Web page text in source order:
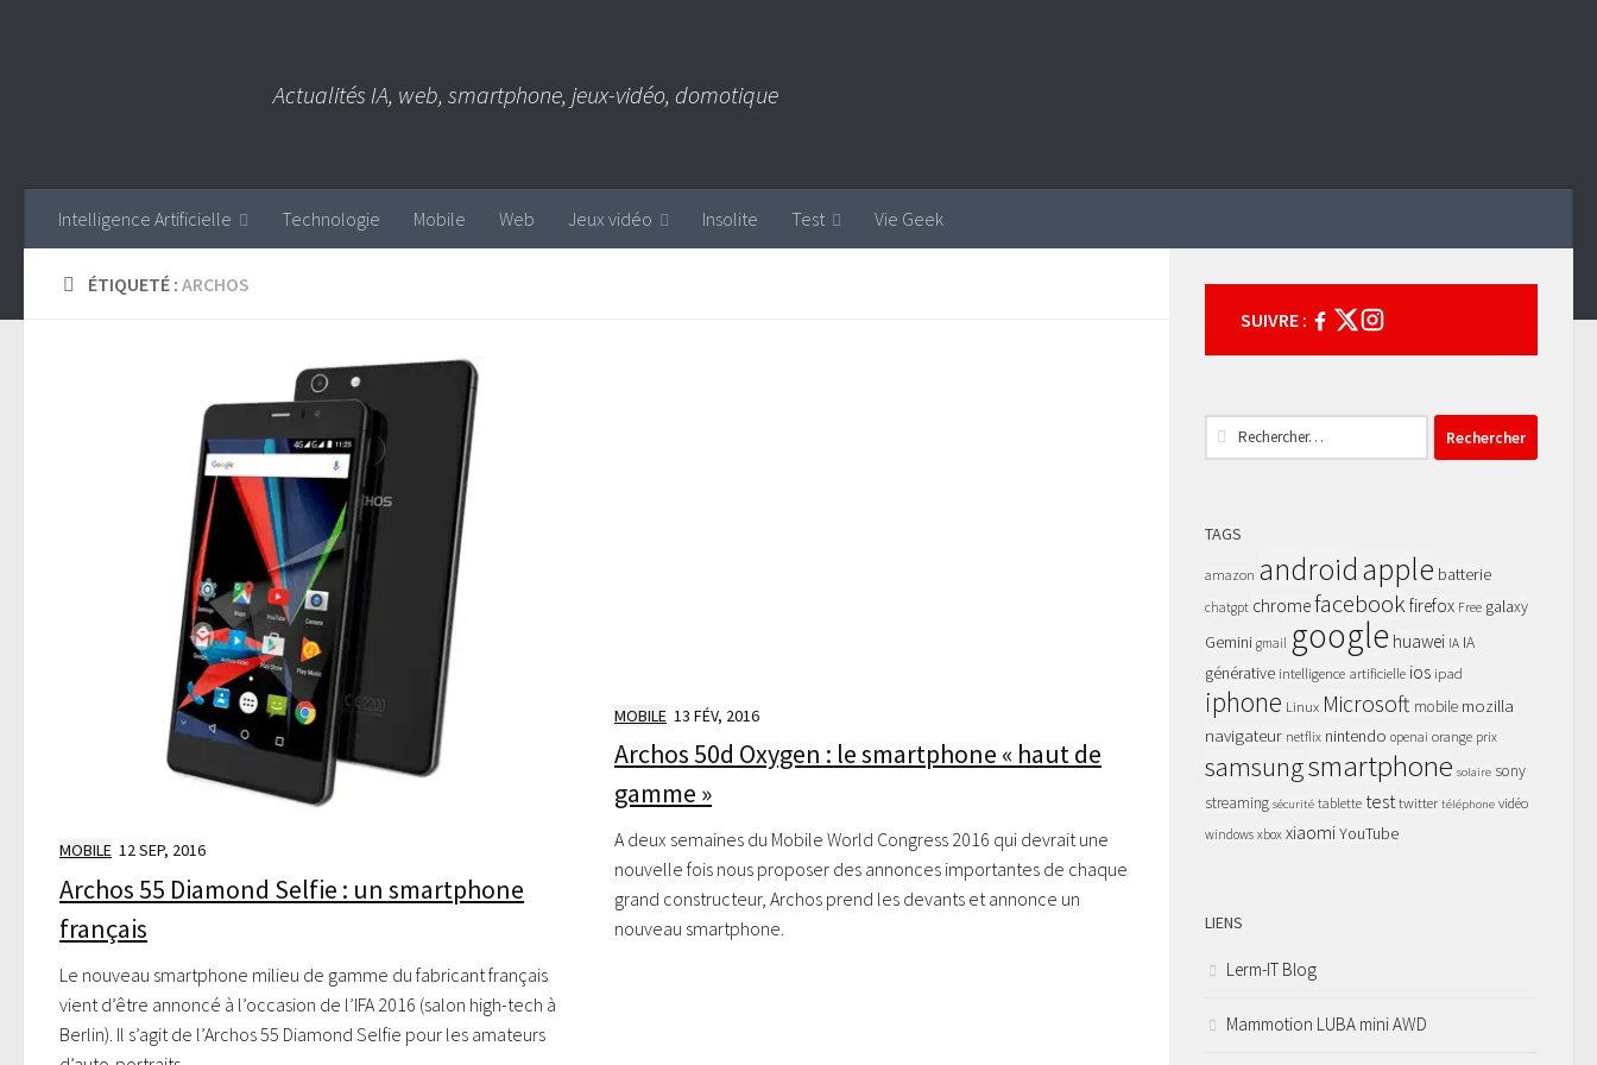
Actualités IA, web, smartphone, jeux-vidéo, domotique
Intelligence Artificielle Technologie Mobile Web Jeux vidéo Insolite Test Vie Geek
ÉTIQUETÉ : ARCHOS
MOBILE 12 SEP, 2016
Archos 55 Diamond Selfie : un smartphone
français
Le nouveau smartphone milieu de gamme du fabricant français
vient d’être annoncé à l’occasion de l’IFA 2016 (salon high-tech à
Berlin). Il s’agit de l’Archos 55 Diamond Selfie pour les amateurs
MOBILE 13 FÉV, 2016
Archos 50d Oxygen : le smartphone « haut de
gamme »
A deux semaines du Mobile World Congress 2016 qui devrait une
nouvelle fois nous proposer des annonces importantes de chaque
grand constructeur, Archos prend les devants et annonce un
nouveau smartphone.
SUIVRE :
Rechercher :
TAGS
amazon androidapple batterie
chatgpt chromefacebookfirefox Free galaxy
Gemini gmail google huawei IA IA
générative intelligence artificielle ios ipad
iphone Linux Microsoft mobile mozilla
navigateur netflix nintendo openai orange prix
samsungsmartphone solaire sony
streaming sécurité tablette testtwitter téléphone vidéo
windows xbox xiaomiYouTube
LIENS
Lerm-IT Blog
Mammotion LUBA mini AWD